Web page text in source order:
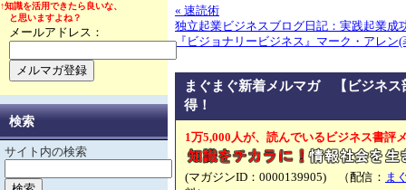
« 速読術
独立起業ビジネスブログ日記：実践起業成
『ビジョナリービジネス』マーク・アレン(
まぐまぐ新着メルマガ 【ビジネ
得！
1万5,000人が、読んでいるビジネス書評
(マガジンID：0000139905) （配信： ま
↑知識を活用できたら良いな、
と思いますよね？
メールアドレス：
検索
サイト内の検索